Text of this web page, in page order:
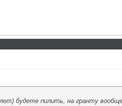
будете пилить, на гранту